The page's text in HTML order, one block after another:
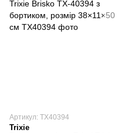
Артикул: TX40394
Trixie